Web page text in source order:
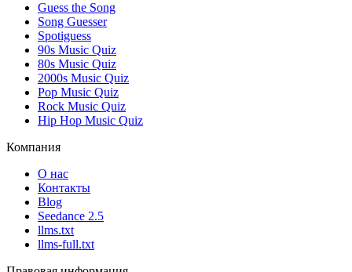
Guess the Song
Song Guesser
Spotiguess
90s Music Quiz
80s Music Quiz
2000s Music Quiz
Pop Music Quiz
Rock Music Quiz
Hip Hop Music Quiz
Компания
О нас
Контакты
Blog
Seedance 2.5
llms.txt
llms-full.txt